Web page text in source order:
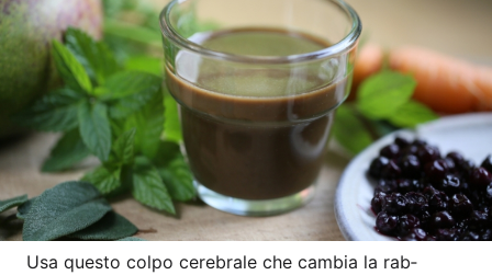
Usa ques­to col­po cere­bra­le che cam­bia la rab­